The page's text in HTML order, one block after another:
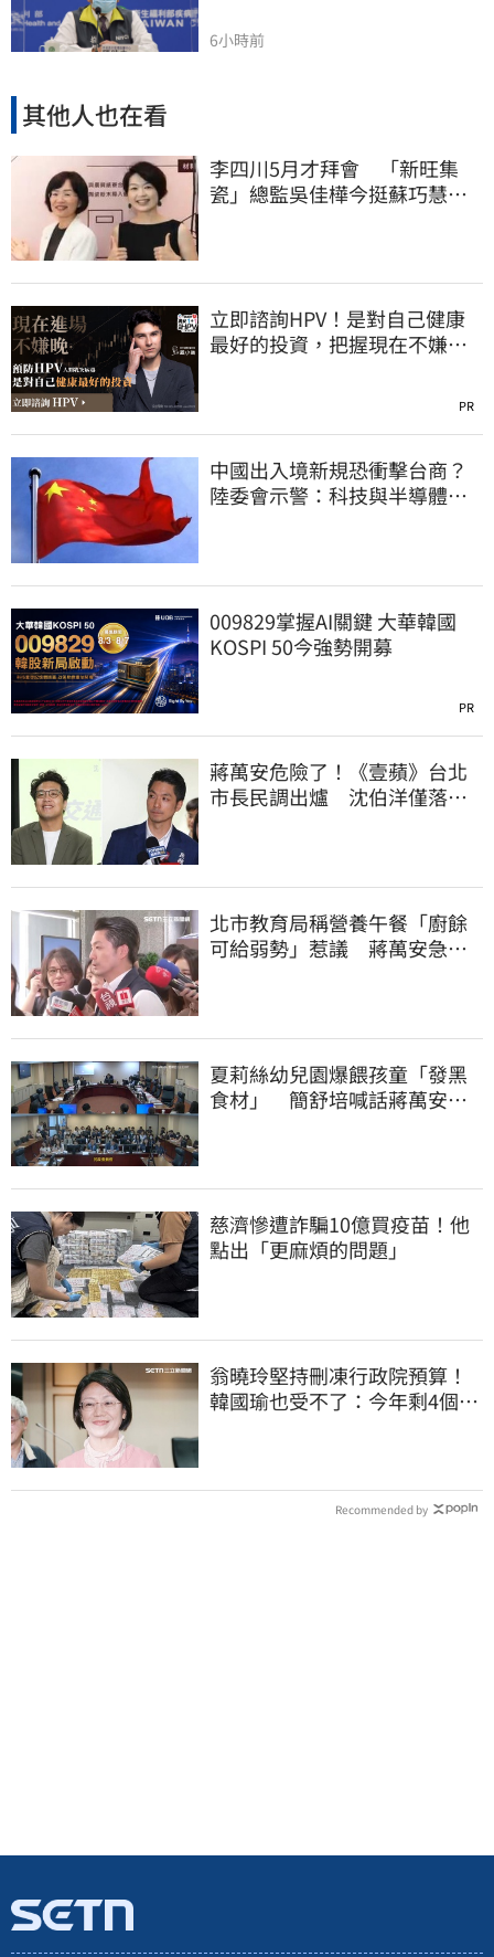
6小時前
其他人也在看
李四川5月才拜會 「新旺集
瓷」總監吳佳樺今挺蘇巧慧：
立即諮詢HPV！是對自己健康
最好的投資，把握現在不嫌
PR
中國出入境新規恐衝擊台商？
陸委會示警：科技與半導體從
009829掌握AI關鍵 大華韓國
KOSPI 50今強勢開募
PR
蔣萬安危險了！《壹蘋》台北
市長民調出爐 沈伯洋僅落後
北市教育局稱營養午餐「廚餘
可給弱勢」惹議 蔣萬安急
夏莉絲幼兒園爆餵孩童「發黑
食材」 簡舒培喊話蔣萬安：
慈濟慘遭詐騙10億買疫苗！他
點出「更麻煩的問題」
翁曉玲堅持刪凍行政院預算！
韓國瑜也受不了：今年剩4個月
Recommended by